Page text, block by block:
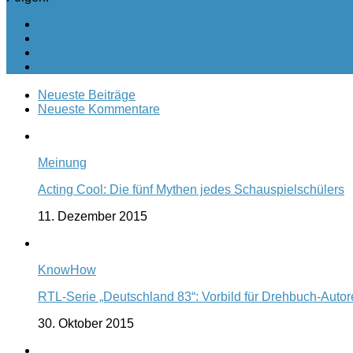
Neueste Beiträge
Neueste Kommentare
Meinung
Acting Cool: Die fünf Mythen jedes Schauspielschülers
11. Dezember 2015
KnowHow
RTL-Serie „Deutschland 83“: Vorbild für Drehbuch-
30. Oktober 2015